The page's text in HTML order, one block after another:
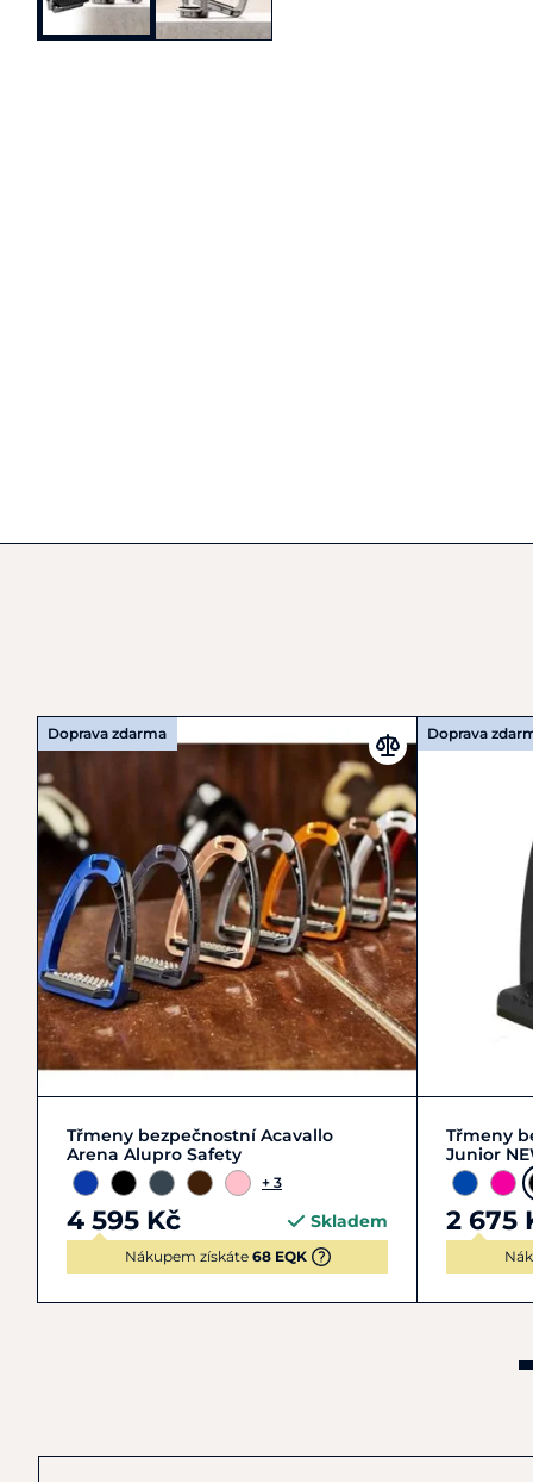
Doprava zdarma
Zobrazit detail
Třmeny bezpečnostní Acavallo
Arena Alupro Safety
+ 3
4 595 Kč Skladem
Nákupem získáte 68 EQK
Doprava
Třmeny
Junior
2 675